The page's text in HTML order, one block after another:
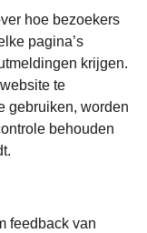
hoe bezoekers
pagina’s
krijgen.
te
gebruiken, worden
behouden
feedback van